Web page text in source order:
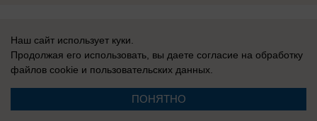
Сербия поддерживает Украину: Вучич
радостно встретил Зеленского и
взаимопонимании»
Наш сайт использует куки.
Продолжая его использовать, вы даете согласие на обработку
файлов cookie и пользовательских данных.
ПОНЯТНО